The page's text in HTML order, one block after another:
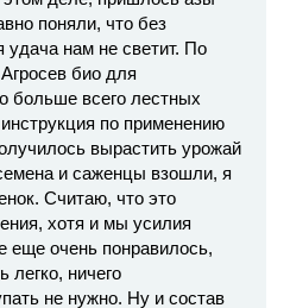
поняли, что без
удача нам не светит. По
био для
больше всего лестных
по применению
вырастить урожай
и саженцы взошли, я
Считаю, что это
хотя и мы усилия
еще очень понравилось,
легко, ничего
не нужно. Ну и состав